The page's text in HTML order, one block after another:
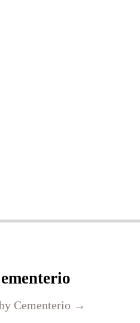
Cementerio →